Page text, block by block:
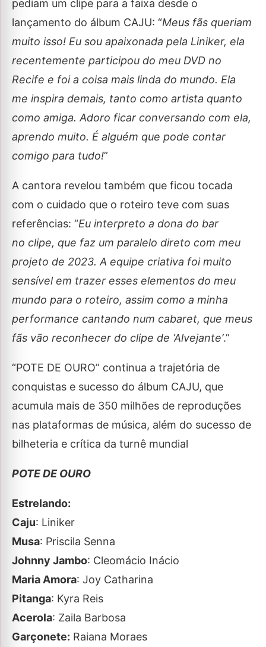
pediam um clipe para a faixa desde o
lançamento do álbum CAJU: “Meus fãs queriam
muito isso! Eu sou apaixonada pela Liniker, ela
recentemente participou do meu DVD no
Recife e foi a coisa mais linda do mundo. Ela
me inspira demais, tanto como artista quanto
como amiga. Adoro ficar conversando com ela,
aprendo muito. É alguém que pode contar
comigo para tudo!”
A cantora revelou também que ficou tocada
com o cuidado que o roteiro teve com suas
referências: “Eu interpreto a dona do bar
no clipe, que faz um paralelo direto com meu
projeto de 2023. A equipe criativa foi muito
sensível em trazer esses elementos do meu
mundo para o roteiro, assim como a minha
performance cantando num cabaret, que meus
fãs vão reconhecer do clipe de ‘Alvejante’.”
“POTE DE OURO” continua a trajetória de
conquistas e sucesso do álbum CAJU, que
acumula mais de 350 milhões de reproduções
nas plataformas de música, além do sucesso de
bilheteria e crítica da turnê mundial
POTE DE OURO
Estrelando:
Caju: Liniker
Musa: Priscila Senna
Johnny Jambo: Cleomácio Inácio
Maria Amora: Joy Catharina
Pitanga: Kyra Reis
Acerola: Zaila Barbosa
Garçonete: Raiana Moraes